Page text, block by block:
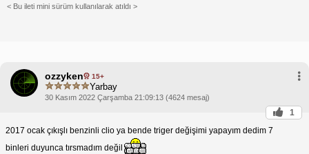
< Bu ileti mini sürüm kullanılarak atıldı >
ozzyken 15+
Yarbay
30 Kasım 2022 Çarşamba 21:09:13 (4624 mesaj)
1
2017 ocak çıkışlı benzinli clio ya bende triger değişimi yapayım dedim 7
binleri duyunca tırsmadım değil